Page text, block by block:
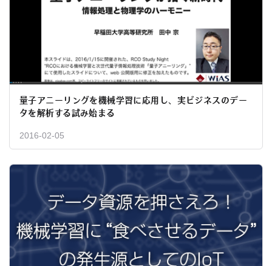
量子アニーリングを機械学習に応用し、実ビジネスのデー
タを解析する試み始まる
2016-02-05